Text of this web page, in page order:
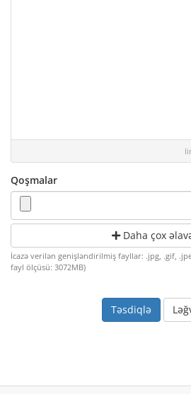
Qoşmalar
Daha çox
İcazə verilən genişləndirilmiş fayllar: .jpg, .gif,
fayl ölçüsü: 3072MB)